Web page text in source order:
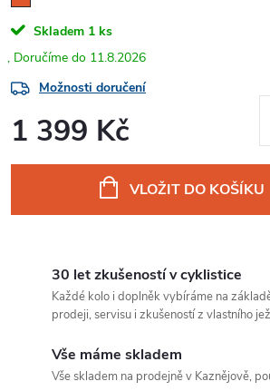
Skladem 1 ks
11.8.2026
Možnosti doručení
1 399 Kč
VLOŽIT DO KOŠÍKU
30 let zkušeností v cyklistice
Každé kolo i doplněk vybíráme na
prodeji, servisu i zkušeností z vlastního
Vše máme skladem
Vše skladem na prodejně v Kaznějově,